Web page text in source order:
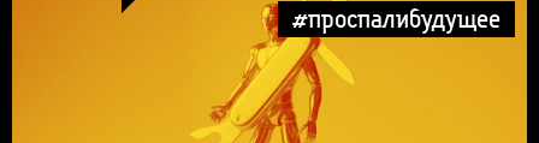
#проспалибудущее